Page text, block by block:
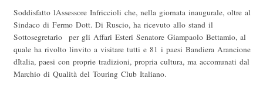
Soddisfatto lAssessore Infriccioli che, nella giornata inaugurale, oltre al
Sindaco di Fermo Dott. Di Ruscio, ha ricevuto allo stand il
Sottosegretario per gli Affari Esteri Senatore Giampaolo Bettamio, al
quale ha rivolto linvito a visitare tutti e 81 i paesi Bandiera Arancione
dItalia, paesi con proprie tradizioni, propria cultura, ma accomunati dal
Marchio di Qualità del Touring Club Italiano.